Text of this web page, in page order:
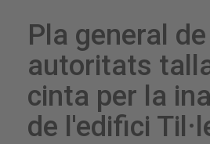
Pla general
autoritats
cinta per la
de l'edifici